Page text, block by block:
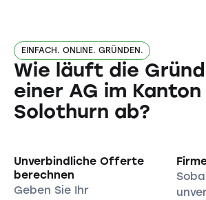
EINFACH. ONLINE. GRÜNDEN.
Wie läuft die
einer AG im Kanton
Solothurn ab?
Unverbindliche Offerte
berechnen
Geben Sie Ihr